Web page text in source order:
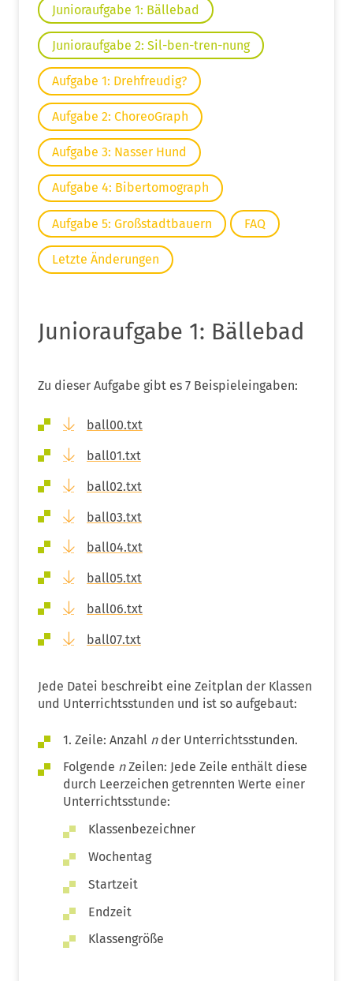
Junioraufgabe 1: Bällebad
Junioraufgabe 2: Sil-ben-tren-nung
Aufgabe 1: Drehfreudig?
Aufgabe 2: ChoreoGraph
Aufgabe 3: Nasser Hund
Aufgabe 4: Bibertomograph
Aufgabe 5: Großstadtbauern FAQ
Letzte Änderungen
Junioraufgabe 1: Bällebad
Zu dieser Aufgabe gibt es 7 Beispieleingaben:
ball00.txt
ball01.txt
ball02.txt
ball03.txt
ball04.txt
ball05.txt
ball06.txt
ball07.txt
Jede Datei beschreibt eine Zeitplan der Klassen
und Unterrichtsstunden und ist so aufgebaut:
1. Zeile: Anzahl nder Unterrichtsstunden.
Folgende nZeilen: Jede Zeile enthält diese
durch Leerzeichen getrennten Werte einer
Unterrichtsstunde:
Klassenbezeichner
Wochentag
Startzeit
Endzeit
Klassengröße